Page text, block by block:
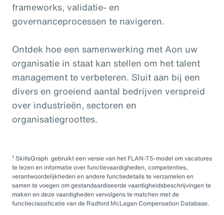
frameworks, validatie- en
governanceprocessen te navigeren.
Ontdek hoe een samenwerking met Aon uw
organisatie in staat kan stellen om het talent
management te verbeteren. Sluit aan bij een
divers en groeiend aantal bedrijven verspreid
over industrieën, sectoren en
organisatiegroottes.
1 SkillsGraph gebruikt een versie van het FLAN-T5-model om vacatures
te lezen en informatie over functievaardigheden, competenties,
verantwoordelijkheden en andere functiedetails te verzamelen en
samen te voegen om gestandaardiseerde vaardigheidsbeschrijvingen te
maken en deze vaardigheden vervolgens te matchen met de
functieclassificatie van de Radford McLagan Compensation Database.